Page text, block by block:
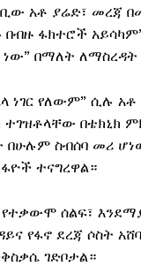
አቶ ያሬድ፣ መረጃ
ፋክተሮች
ነው” በማለት
ነገር የለውም” ሲሉ
ተገዝቶላቸው በቴክኒክ
በሁሉም ስብሰባ መሪ
ተናግረዋል።
የተቃውሞ ሰልፍ፣
የፋኖ ደረጃ ሶስት
ገድቦታል።